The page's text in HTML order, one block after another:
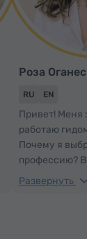
Роза
RU EN
Привет! Меня
работаю
Почему я
профессию?
я люблю
Развернуть